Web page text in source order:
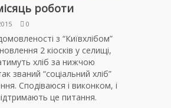
роботи
0
з “Київхлібом”
2 кіосків у селищі,
хліб за нижчою
званий “соціальний хліб”
Сподіваюся і виконком, і
це питання.